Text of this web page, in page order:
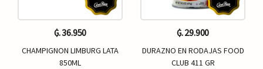
₲. 36.950
CHAMPIGNON LIMBURG LATA
850ML
₲. 29.900
DURAZNO EN RODAJAS FOOD
CLUB 411 GR